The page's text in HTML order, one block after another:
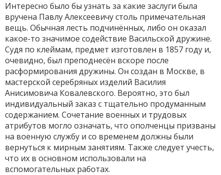
Интересно было бы узнать за какие заслуги была
вручена Павлу Алексеевичу столь примечательная
вещь. Обычная лесть подчинённых, либо он оказал
какое-то значимое содействие Васильской дружине.
Судя по клеймам, предмет изготовлен в 1857 году и,
очевидно, был преподнесён вскоре после
расформирования дружины. Он создан в Москве, в
мастерской серебряных изделий Василия
Анисимовича Ковалевского. Вероятно, это был
индивидуальный заказ с тщательно продуманным
содержанием. Сочетание военных и трудовых
атрибутов могло означать, что ополченцы призваны
на военную службу и со временем должны были
вернуться к мирным занятиям. Также следует учесть,
что их в основном использовали на
вспомогательных работах.